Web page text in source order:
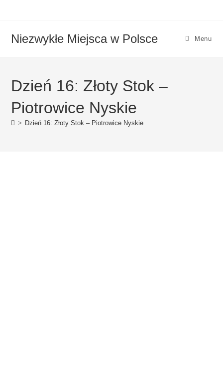
Niezwykłe Miejsca w Polsce Menu
Dzień 16: Złoty Stok –
Piotrowice Nyskie
> Dzień 16: Złoty Stok – Piotrowice Nyskie